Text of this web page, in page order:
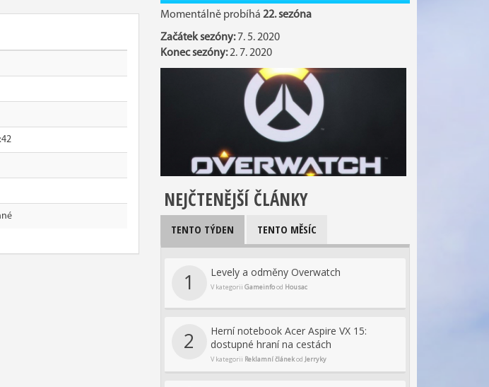
Momentálně probíhá 22. sezóna
Začátek sezóny:7. 5. 2020
Konec sezóny:2. 7. 2020
NEJČTENĚJŠÍ ČLÁNKY
TENTO TÝDEN TENTO MĚSÍC
1 Levely a odměny Overwatch
V kategorii Gameinfood Housac
2
Herní notebook Acer Aspire VX 15:
dostupné hraní na cestách
V kategorii Reklamní článekod Jerryky